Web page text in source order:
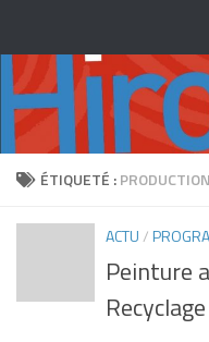
ÉTIQUETÉ :PRODUCTION
ACTU/
Peinture